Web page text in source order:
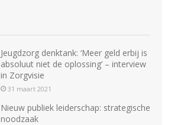
Jeugdzorg denktank: ‘Meer geld erbij is
absoluut niet de oplossing’ – interview
in Zorgvisie
31 maart 2021
Nieuw publiek leiderschap: strategische
noodzaak